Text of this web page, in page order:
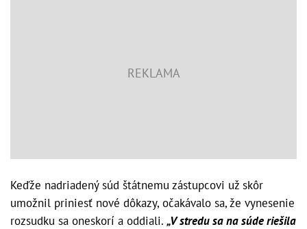
Keďže nadriadený súd štátnemu zástupcovi už skôr
umožnil priniesť nové dôkazy, očakávalo sa, že vynesenie
rozsudku sa oneskorí a oddiali. „V stredu sa na súde riešila